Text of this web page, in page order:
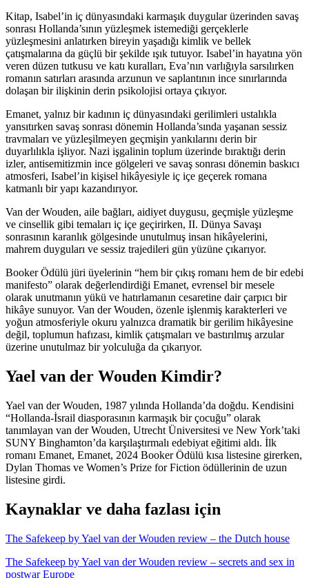
Kitap, Isabel’in iç dünyasındaki karmaşık duygular üzerinden savaş
sonrası Hollanda’sının yüzleşmek istemediği gerçeklerle
yüzleşmesini anlatırken bireyin yaşadığı kimlik ve bellek
çatışmalarına da güçlü bir şekilde ışık tutuyor. Isabel’in hayatına yön
veren düzen tutkusu ve katı kuralları, Eva’nın varlığıyla sarsılırken
romanın satırları arasında arzunun ve saplantının ince sınırlarında
dolaşan bir ilişkinin derin psikolojisi ortaya çıkıyor.
Emanet, yalnız bir kadının iç dünyasındaki gerilimleri ustalıkla
yansıtırken savaş sonrası dönemin Hollanda’sında yaşanan sessiz
travmaları ve yüzleşilmeyen geçmişin yankılarını derin bir
duyarlılıkla işliyor. Nazi işgalinin toplum üzerinde bıraktığı derin
izler, antisemitizmin ince gölgeleri ve savaş sonrası dönemin baskıcı
atmosferi, Isabel’in kişisel hikâyesiyle iç içe geçerek romana
katmanlı bir yapı kazandırıyor.
Van der Wouden, aile bağları, aidiyet duygusu, geçmişle yüzleşme
ve cinsellik gibi temaları iç içe geçirirken, II. Dünya Savaşı
sonrasının karanlık gölgesinde unutulmuş insan hikâyelerini,
mahrem duyguları ve sessiz trajedileri gün yüzüne çıkarıyor.
Booker Ödülü jüri üyelerinin “hem bir çıkış romanı hem de bir edebi
manifesto” olarak değerlendirdiği Emanet, evrensel bir mesele
olarak unutmanın yükü ve hatırlamanın cesaretine dair çarpıcı bir
hikâye sunuyor. Van der Wouden, özenle işlenmiş karakterleri ve
yoğun atmosferiyle okuru yalnızca dramatik bir gerilim hikâyesine
değil, toplumun hafızası, kimlik çatışmaları ve bastırılmış arzular
üzerine unutulmaz bir yolculuğa da çıkarıyor.
Yael van der Wouden Kimdir?
Yael van der Wouden, 1987 yılında Hollanda’da doğdu. Kendisini
“Hollanda-İsrail diasporasının karmaşık bir çocuğu” olarak
tanımlayan van der Wouden, Utrecht Üniversitesi ve New York’taki
SUNY Binghamton’da karşılaştırmalı edebiyat eğitimi aldı. İlk
romanı Emanet, Emanet, 2024 Booker Ödülü kısa listesine girerken,
Dylan Thomas ve Women’s Prize for Fiction ödüllerinin de uzun
listesine girdi.
Kaynaklar ve daha fazlası için
The Safekeep by Yael van der Wouden review – the Dutch house
The Safekeep by Yael van der Wouden review – secrets and sex in
postwar Europe